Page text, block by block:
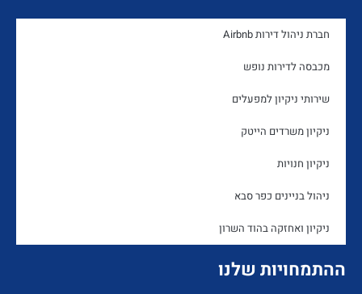
חברת ניהול דירות Airbnb
מכבסה לדירות נופש
שירותי ניקיון למפעלים
ניקיון משרדים הייטק
ניקיון חנויות
ניהול בניינים כפר סבא
ניקיון ואחזקה בהוד השרון
ההתמחויות שלנו